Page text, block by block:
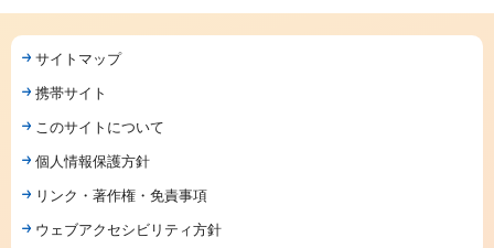
サイトマップ
携帯サイト
このサイトについて
個人情報保護方針
リンク・著作権・免責事項
ウェブアクセシビリティ方針